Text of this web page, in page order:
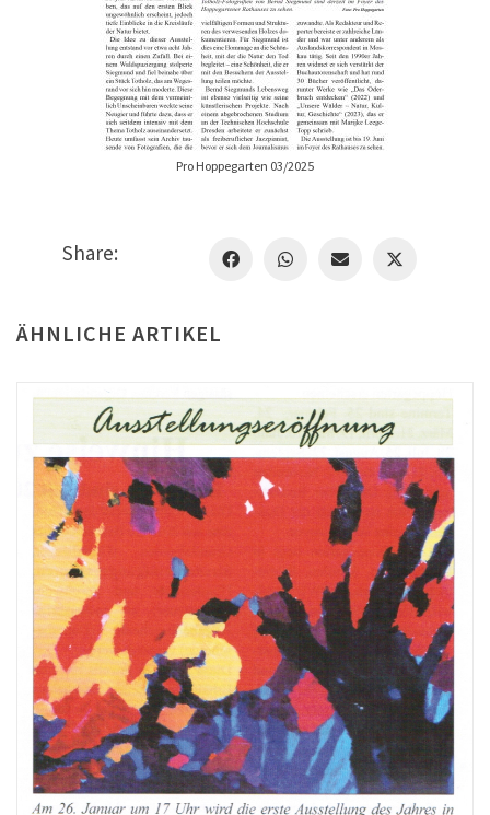
Pro Hoppegarten 03/2025
Share:
ÄHNLICHE ARTIKEL